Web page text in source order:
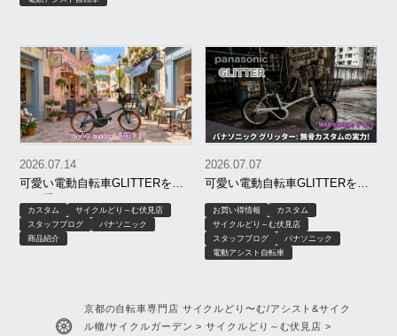
可愛い電動自転車GLITTERを更
に可愛くしてみた(●´ω｀●)
2026.07.14
カスタム
サイクルどり～む伏見店
スタッフブログ
パナソニック
商品紹介
可愛い電動自転車GLITTERをワ
2026.07.07
お買い得情報
カスタム
サイクルどり～む伏見店
スタッフブログ
パナソニック
電動アシスト自転車
京都の自転車専門店 サイクルどり〜む/アシスト&サイク
ル轍/サイクルガーデン >サイクルどり～む伏見店 >